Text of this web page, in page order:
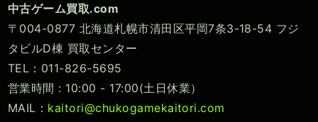
中古ゲーム買取.com
〒004-0877 北海道札幌市清田区平岡7条3-18-54 フジ
タビルD棟 買取センター
TEL：011-826-5695
営業時間 : 10:00 - 17:00(土日休業）
MAIL： kaitori@chukogamekaitori.com